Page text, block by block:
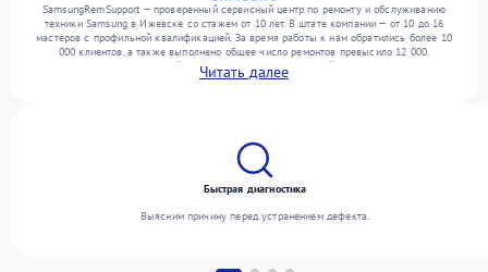
SamsungRemSupport — проверенный сервисный центр по ремонту и обслуживанию
техники Samsung в Ижевске со стажем от 10 лет. В штате компании — от 10 до 16
мастеров с профильной квалификацией. За время работы к нам обратились более 10
000 клиентов, а также выполнено общее число ремонтов превысило 12 000.
Ежемесячно в сервисный центр поступает от 300 устройств, включая , , . Мы
устраняем поломки любой сложности и предлагаем стабильный уровень сервиса
Читать далее
Быстрая диагностика
Выясним причину перед устранением дефекта.